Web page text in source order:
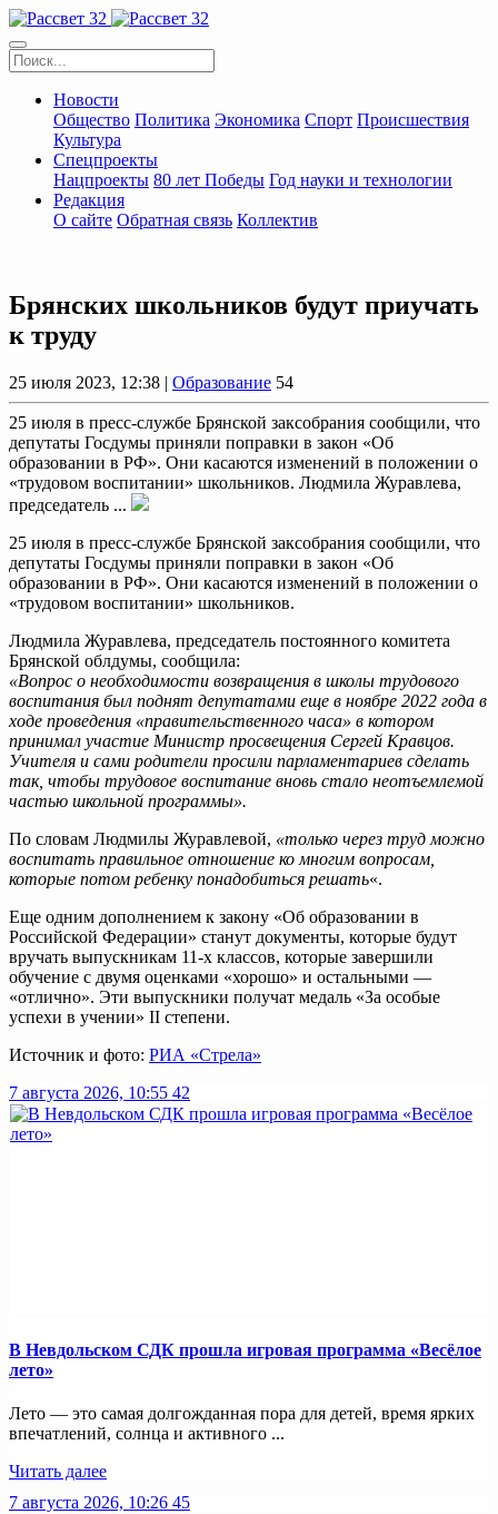
Новости
Общество Политика Экономика Спорт Происшествия
Культура
Спецпроекты
Нацпроекты 80 лет Победы Год науки и технологии
Редакция
О сайте Обратная связь Коллектив
Брянских школьников будут приучать
к труду
25 июля 2023, 12:38 | Образование 54
25 июля в пресс-службе Брянской заксобрания сообщили, что
депутаты Госдумы приняли поправки в закон «Об
образовании в РФ». Они касаются изменений в положении о
«трудовом воспитании» школьников. Людмила Журавлева,
председатель ...
25 июля в пресс-службе Брянской заксобрания сообщили, что
депутаты Госдумы приняли поправки в закон «Об
образовании в РФ». Они касаются изменений в положении о
«трудовом воспитании» школьников.
Людмила Журавлева, председатель постоянного комитета
Брянской облдумы, сообщила:
«Вопрос о необходимости возвращения в школы трудового
воспитания был поднят депутатами еще в ноябре 2022 года в
ходе проведения «правительственного часа» в котором
принимал участие Министр просвещения Сергей Кравцов.
Учителя и сами родители просили парламентариев сделать
так, чтобы трудовое воспитание вновь стало неотъемлемой
частью школьной программы».
По словам Людмилы Журавлевой, «только через труд можно
воспитать правильное отношение ко многим вопросам,
которые потом ребенку понадобиться решать«.
Еще одним дополнением к закону «Об образовании в
Российской Федерации» станут документы, которые будут
вручать выпускникам 11-х классов, которые завершили
обучение с двумя оценками «хорошо» и остальными —
«отлично». Эти выпускники получат медаль «За особые
успехи в учении» II степени.
Источник и фото: РИА «Стрела»
7 августа 2026, 10:55 42
В Невдольском СДК прошла игровая программа «Весёлое
лето»
Лето — это самая долгожданная пора для детей, время ярких
впечатлений, солнца и активного ...
Читать далее
7 августа 2026, 10:26 45